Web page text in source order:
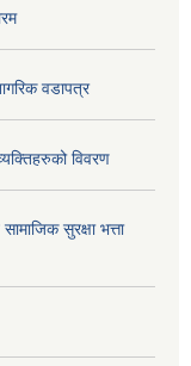
वडापत्र
विवरण
सुरक्षा भत्ता